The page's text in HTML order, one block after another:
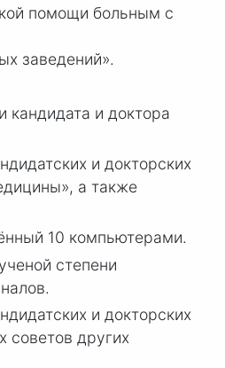
помощи больным с
заведений».
кандидата и доктора
и докторских
а также
10 компьютерами.
степени
и докторских
советов других